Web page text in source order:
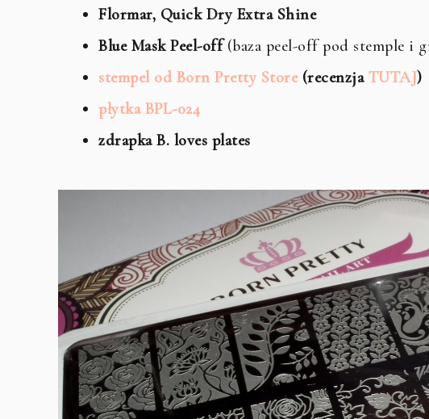
Flormar, Quick Dry Extra Shine
Blue Mask Peel-off(baza peel-off pod stemple i
stempel od Born Pretty Store(recenzjaTUTAJ)
płytka BPL-024
zdrapka B. loves plates